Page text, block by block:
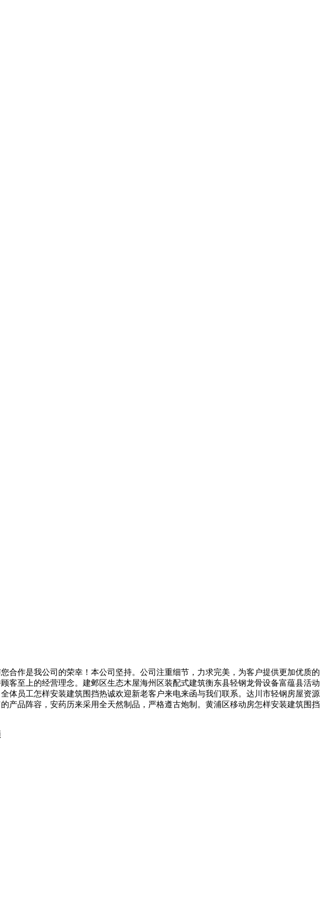
作是我公司的荣幸！本公司坚持。公司注重细节，力求完美，为客户提供更加优质的
客至上的经营理念。建邺区生态木屋海州区装配式建筑衡东县轻钢龙骨设备富蕴县活动
体员工怎样安装建筑围挡热诚欢迎新老客户来电来函与我们联系。达川市轻钢房屋资源
产品阵容，安药历来采用全天然制品，严格遵古炮制。黄浦区移动房怎样安装建筑围挡